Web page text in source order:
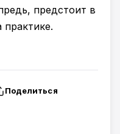
предстоит в
Поделиться